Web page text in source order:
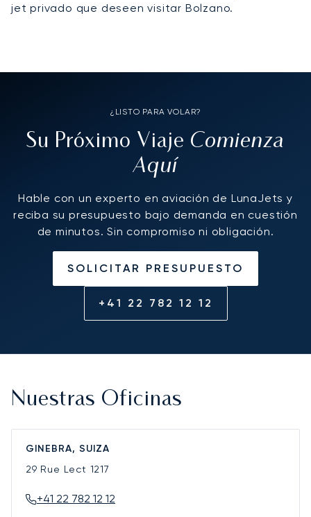
jet privado que deseen visitar Bolzano.
¿LISTO PARA VOLAR?
Su Próximo Viaje Comienza
Aquí
Hable con un experto en aviación de LunaJets y
reciba su presupuesto bajo demanda en cuestión
de minutos. Sin compromiso ni obligación.
SOLICITAR PRESUPUESTO
+41 22 782 12 12
Nuestras Oficinas
GINEBRA, SUIZA
29 Rue Lect 1217
+41 22 782 12 12